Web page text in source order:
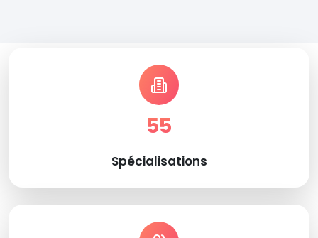
55
Spécialisations